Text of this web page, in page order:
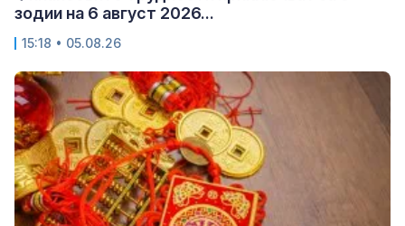
зодии на 6 август 2026...
15:18 • 05.08.26